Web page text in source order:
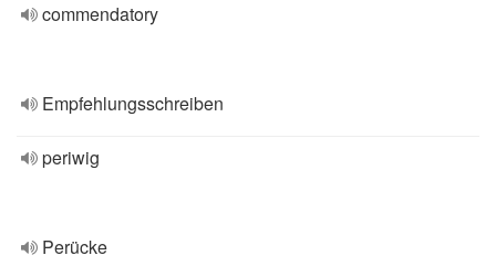
commendatory
Empfehlungsschreiben
periwig
Perücke